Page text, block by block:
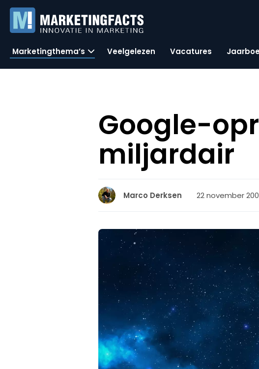
Marketingthema’s Veelgelezen Vacatures
Google-
miljardair
Marco Derksen 22 november